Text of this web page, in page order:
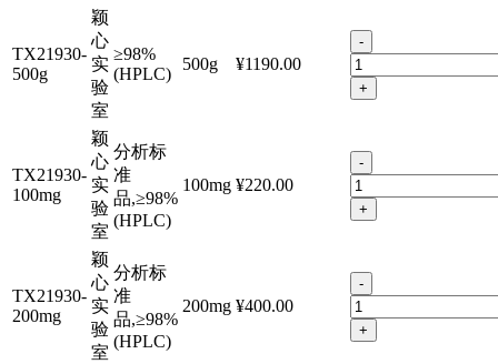
TX21930-
500g
颖
心
实
验
室
≥98%
(HPLC)
500g ¥1190.00
-
+
TX21930-
100mg
颖
心
实
验
室
分析标
准
品,≥98%
(HPLC)
100mg ¥220.00
-
+
TX21930-
200mg
颖
心
实
验
室
分析标
准
品,≥98%
(HPLC)
200mg ¥400.00
-
+